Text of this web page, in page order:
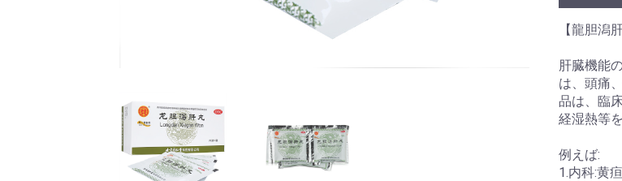
【龍胆潟
肝臓機能
は、頭痛
品は、臨
経湿熱等
例えば:
1.内科:黄